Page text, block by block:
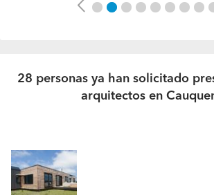
Previous
28 personas ya han solicitado
arquitectos en